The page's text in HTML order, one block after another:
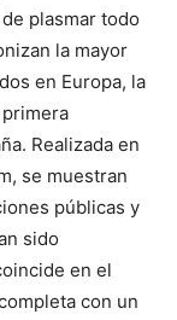
plasmar todo
la mayor
en Europa, la
Realizada en
se muestran
públicas y
sido
en el
con un